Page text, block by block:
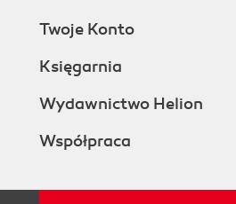
Twoje Konto
Księgarnia
Wydawnictwo Helion
Współpraca